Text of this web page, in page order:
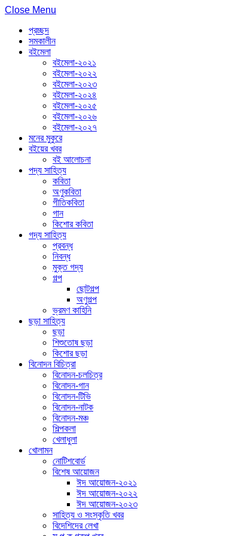
Close Menu
প্রচ্ছদ
সমকালীন
বইমেলা
বইমেলা-২০২১
বইমেলা-২০২২
বইমেলা-২০২৩
বইমেলা-২০২৪
বইমেলা-২০২৫
বইমেলা-২০২৬
বইমেলা-২০২৭
মনের মুকুরে
বইয়ের খবর
বই আলোচনা
পদ্য সাহিত্য
কবিতা
অণুকবিতা
গীতিকবিতা
গান
কিশোর কবিতা
গদ্য সাহিত্য
প্রবন্ধ
নিবন্ধ
মুক্ত গদ্য
গল্প
ছোটগল্প
অণুগল্প
ভ্রমণ কাহিনি
ছড়া সাহিত্য
ছড়া
শিশুতোষ ছড়া
কিশোর ছড়া
বিনোদন বিচিত্রা
বিনোদন-চলচিত্র
বিনোদন-গান
বিনোদন-টিভি
বিনোদন-নাটক
বিনোদন-মঞ্চ
শিল্পকলা
খেলাধুলা
খোলামন
নোটিশবোর্ড
বিশেষ আয়োজন
ঈদ আয়োজন-২০২১
ঈদ আয়োজন-২০২২
ঈদ আয়োজন-২০২৩
সাহিত্য ও সংস্কৃতি খবর
বিদেশিদের লেখা